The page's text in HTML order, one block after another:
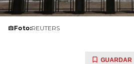
Foto:REUTERS
GUARDAR